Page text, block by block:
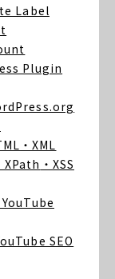
Label
Plugin
・XML
XPath ・XSS
YouTube
SEO